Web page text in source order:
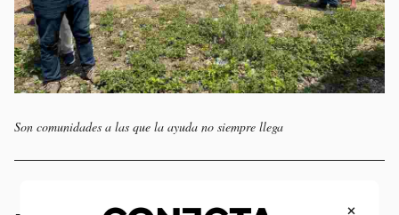
Son comunidades a las que la ayuda no siempre llega
×